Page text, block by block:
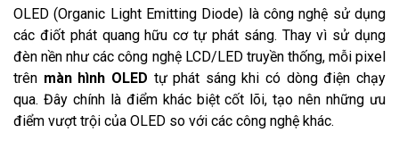
OLED (Organic Light Emitting Diode) là công nghệ sử dụng
các điốt phát quang hữu cơ tự phát sáng. Thay vì sử dụng
đèn nền như các công nghệ LCD/LED truyền thống, mỗi pixel
trên màn hình OLED tự phát sáng khi có dòng điện chạy
qua. Đây chính là điểm khác biệt cốt lõi, tạo nên những ưu
điểm vượt trội của OLED so với các công nghệ khác.